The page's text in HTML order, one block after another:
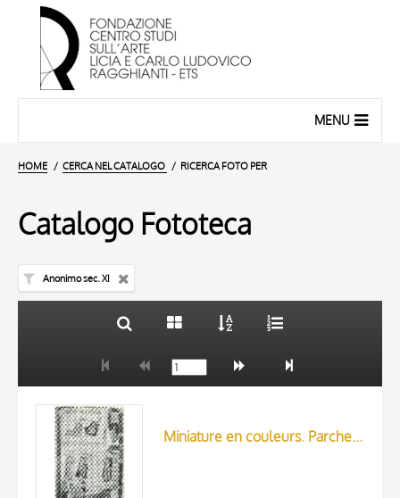
MENU
HOME CERCA NEL CATALOGO RICERCA FOTO PER
Catalogo Fototeca
Anonimo sec. XI
AUTORE
MATERIA E TECNICA
Miniature en couleurs. Parchemin. Style carolingien. XIe siècle. In-folio